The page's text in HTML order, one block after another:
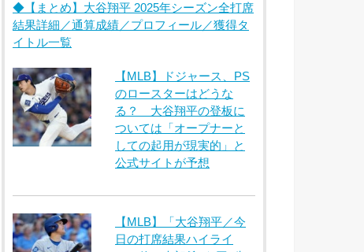
◆【まとめ】大谷翔平 2025年シーズン全打席
結果詳細／通算成績／プロフィール／獲得タ
イトル一覧
【MLB】ドジャース、PS
のロースターはどうな
る？ 大谷翔平の登板に
ついては「オープナーと
しての起用が現実的」と
公式サイトが予想
【MLB】「大谷翔平／今
日の打席結果ハイライ